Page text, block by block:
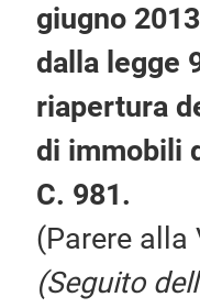
giugno
dalla legge
riapertura
di immobili
C. 981.
(Parere alla
(Seguito